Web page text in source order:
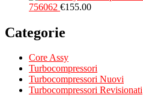
756062 €155.00
Categorie
Core Assy
Turbocompressori
Turbocompressori Nuovi
Turbocompressori Revisionati